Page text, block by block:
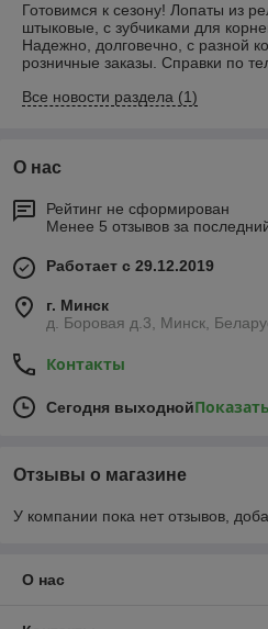
Готовимся к сезону! Лопаты из
штыковые, с зубчиками для
Надежно, долговечно, с разной
розничные заказы. Справки по
Все новости раздела (1)
О нас
Рейтинг не сформирован
Менее 5 отзывов за
Работает с 29.12.2019
г. Минск
д. Боровая д.3, Минск,
Контакты
Сегодня выходной
Отзывы о магазине
У компании пока нет отзывов,
О нас